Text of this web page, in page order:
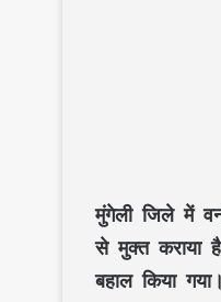
मुंगेली जिले में
से मुक्त कराया
बहाल किया गया।